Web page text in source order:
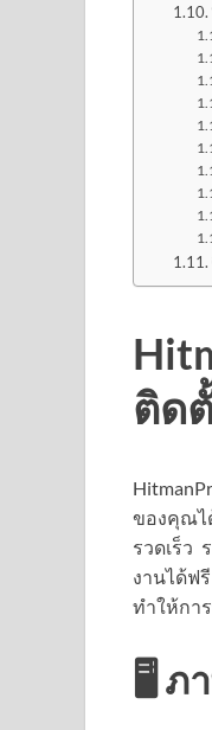
ติด
ของคุณไ
รวดเร็ว
งานได้ฟ
ทำให้กา
🖥️ ภ